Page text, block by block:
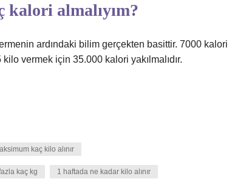
almalıyım?
ardındaki bilim gerçekten basittir. 7000 kalori
vermek için 35.000 kalori yakılmalıdır.
kaç kilo alınır
kaç kg 1 haftada ne kadar kilo alınır